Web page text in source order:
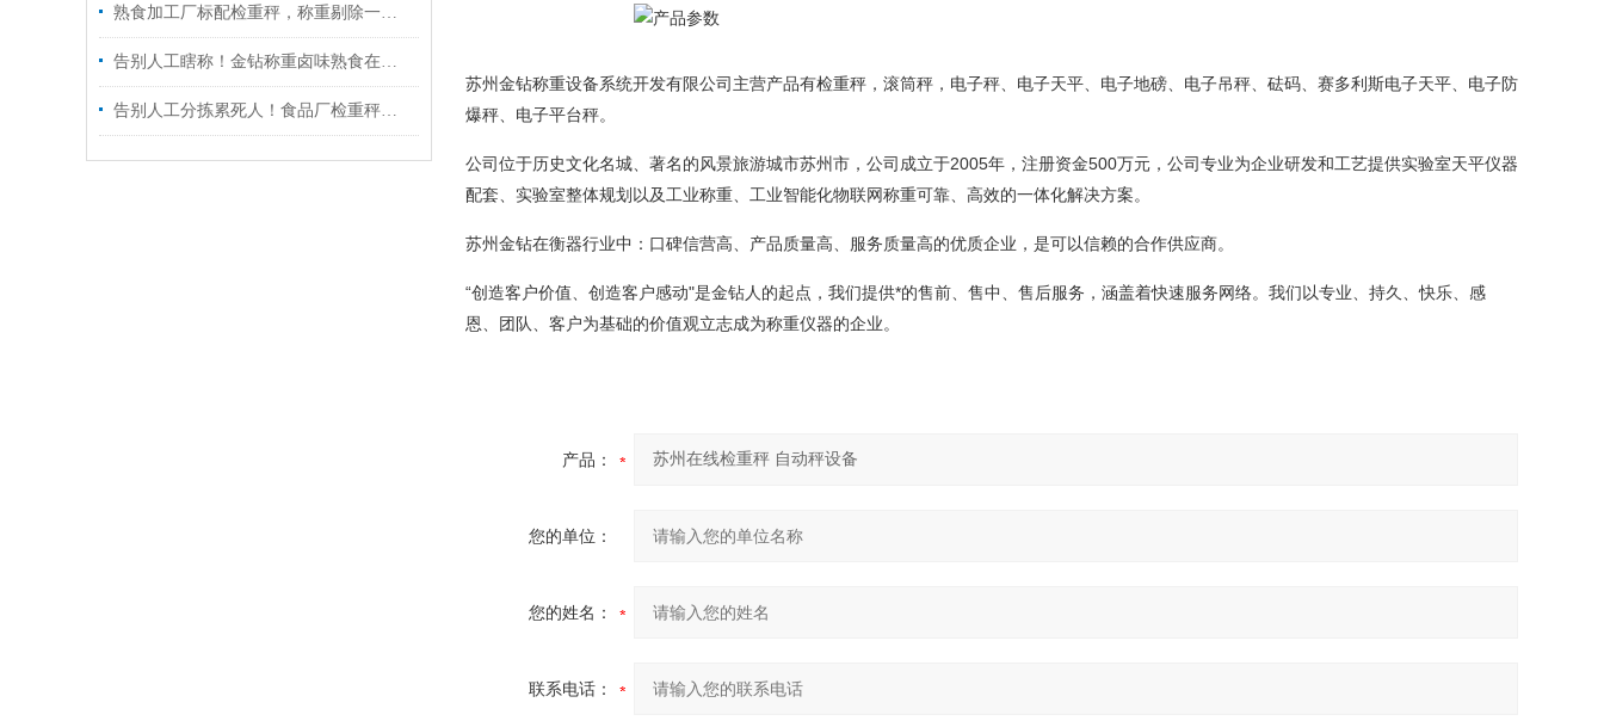
熟食加工厂标配检重秤，称重剔除一步到位
告别人工瞎称！金钻称重卤味熟食在线检重秤，1 分钟 180 件不翻车
告别人工分拣累死人！食品厂检重秤自动剔除次品，效率直接拉满
苏州金钻称重设备系统开发有限公司主营产品有检重秤，滚筒秤，电子秤、电子天平、电子地磅、电子吊秤、砝码、赛多利斯电子天平、电子防
爆秤、电子平台秤。
公司位于历史文化名城、著名的风景旅游城市苏州市，公司成立于2005年，注册资金500万元，公司专业为企业研发和工艺提供实验室天平仪器
配套、实验室整体规划以及工业称重、工业智能化物联网称重可靠、高效的一体化解决方案。
苏州金钻在衡器行业中：口碑信营高、产品质量高、服务质量高的优质企业，是可以信赖的合作供应商。
“创造客户价值、创造客户感动"是金钻人的起点，我们提供*的售前、售中、售后服务，涵盖着快速服务网络。我们以专业、持久、快乐、感
恩、团队、客户为基础的价值观立志成为称重仪器的企业。
产品：
您的单位：
您的姓名：
联系电话：